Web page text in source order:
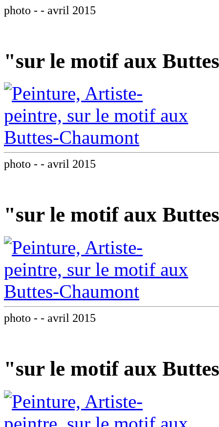
photo - - avril 2015
"sur le motif aux
photo - - avril 2015
"sur le motif aux
photo - - avril 2015
"sur le motif aux